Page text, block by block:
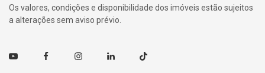
Os valores, condições e disponibilidade dos imóveis estão sujeitos
a alterações sem aviso prévio.
Youtube FacebookInstagramLinkedin TikTok